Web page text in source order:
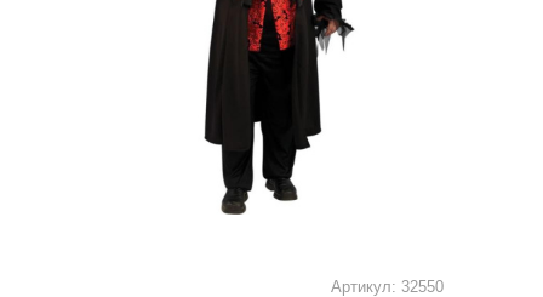
Артикул: 32550